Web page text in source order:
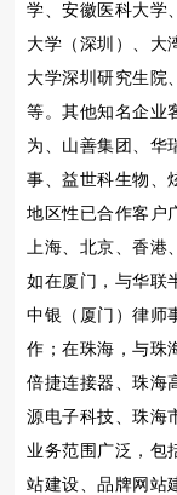
学、安徽医科大学
大学（深圳）、大
大学深圳研究生院
等。其他知名企业
为、山善集团、华
事、益世科生物、
地区性已合作客户
上海、北京、香港
如在厦门，与华联
中银（厦门）律师
作；在珠海，与珠
倍捷连接器、珠海
源电子科技、珠海
业务范围广泛，包
站建设、品牌网站